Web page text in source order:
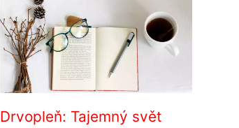
Drvopleň: Tajemný svět